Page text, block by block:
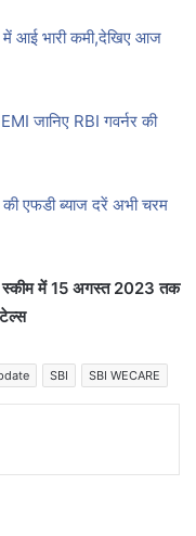
आई भारी कमी,देखिए आज
जानिए RBI गवर्नर की
एफडी ब्याज दरें अभी चरम
स्कीम में 15 अगस्त 2023 तक
SBI SBI WECARE